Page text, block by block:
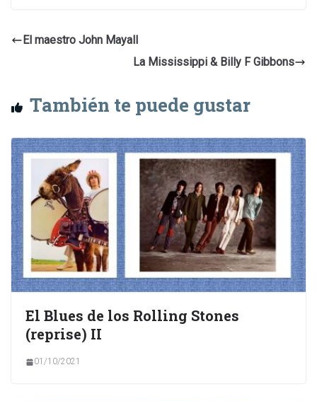
El maestro John Mayall
La Mississippi & Billy F Gibbons
También te puede gustar
El Blues de los Rolling Stones
(reprise) II
01/10/2021